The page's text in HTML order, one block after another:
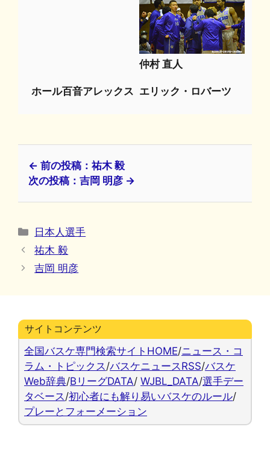
仲村 直人
ホール百音アレックス エリック・ロバーツ
← 前の投稿：祐木 毅
次の投稿：吉岡 明彦 →
カ
テ
ゴ
リ
日本人選手
祐木 毅
吉岡 明彦
サイトコンテンツ
全国バスケ専門検索サイトHOME/ニュース・コ
ラム・トピックス /バスケニュースRSS/バスケ
Web辞典/BリーグDATA/ WJBL_DATA/選手デー
タベース /初心者にも解り易いバスケのルール/
プレーとフォーメーション